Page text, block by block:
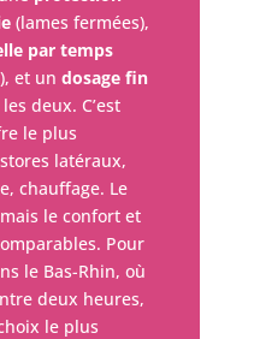
(lames fermées),
par temps
et un dosage fin
deux. C’est
le plus
latéraux,
chauffage. Le
le confort et
Pour
le Bas-Rhin, où
deux heures,
le plus